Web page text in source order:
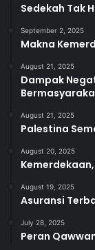
Sedekah Tak
September 2, 2025
Makna
August 21, 2025
Dampak
August 21, 2025
Palestina
August 20, 2025
August 19, 2025
Asuransi
July 28, 2025
Peran